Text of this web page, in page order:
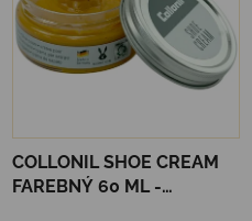
COLLONIL SHOE CREAM
FAREBNÝ 60 ML -